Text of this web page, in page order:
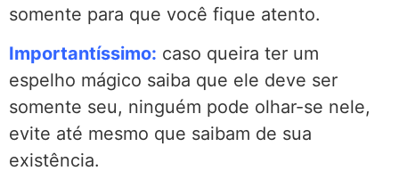
somente para que você fique atento.
Importantíssimo: caso queira ter um
espelho mágico saiba que ele deve ser
somente seu, ninguém pode olhar-se nele,
evite até mesmo que saibam de sua
existência.